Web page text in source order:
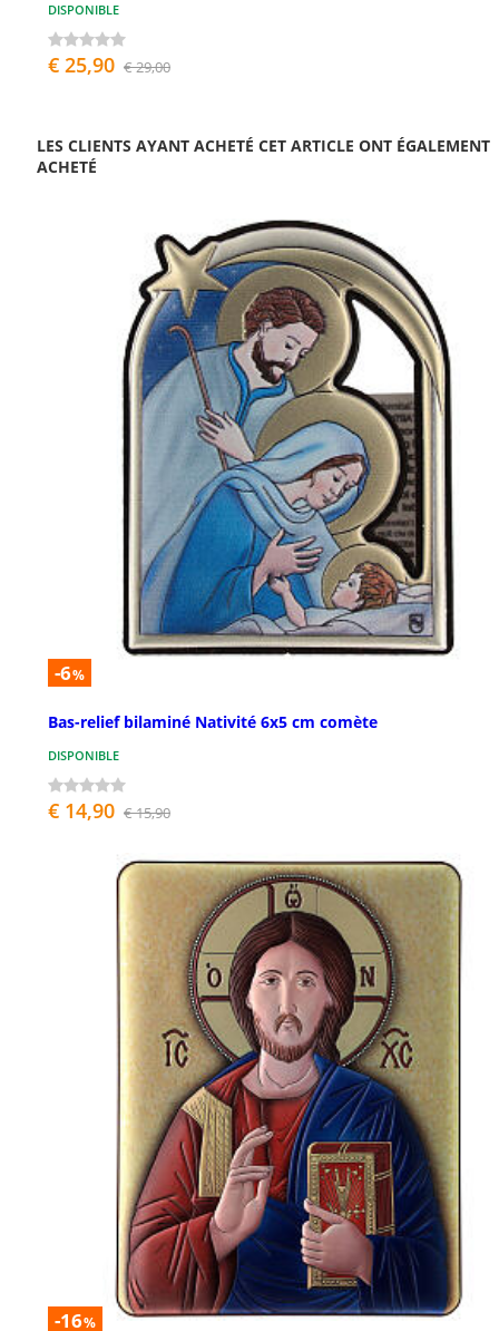
DISPONIBLE
€ 25,90 € 29,00
LES CLIENTS AYANT ACHETÉ CET ARTICLE ONT ÉGALEMENT
ACHETÉ
-6%
Bas-relief bilaminé Nativité 6x5 cm comète
DISPONIBLE
€ 14,90 € 15,90
-16%